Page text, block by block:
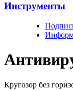
Инструменты
Кругозор без